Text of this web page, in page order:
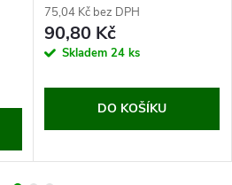
75,04 Kč bez DPH
90,80 Kč
Skladem 24 ks
DO KOŠÍKU